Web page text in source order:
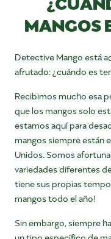
MANGOS
Detective Mango está
afrutado: ¿cuándo es
Recibimos mucho esa
que los mangos solo
estamos aquí para
mangos siempre están
Unidos. Somos
variedades diferentes
tiene sus propias
mangos todo el año!
Sin embargo, siempre